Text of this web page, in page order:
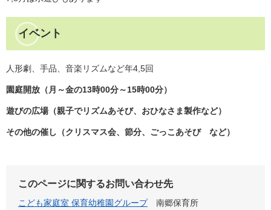
イベント
人形劇、手品、音楽リズムなど年4,5回
園庭開放（月～金の13時00分～15時00分）
遊びの広場（親子でリズムあそび、おひなさま製作など）
その他の催し（クリスマス会、節分、ごっこあそび など）
このページに関するお問い合わせ先
こども家庭室 保育幼稚園グループ
南郷保育所